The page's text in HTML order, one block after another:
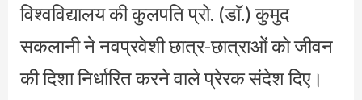
विश्वविद्यालय की कुलपति प्रो. (डाॅ.) कुमुद
सकलानी ने नवप्रवेशी छात्र-छात्राओं को जीवन
की दिशा निर्धारित करने वाले प्रेरक संदेश दिए।